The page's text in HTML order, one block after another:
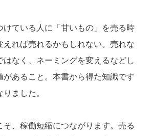
けている人に「甘いもの」を売る時
えれば売れるかもしれない。売れな
はなく、ネーミングを変えるなどし
があること。本書から得た知識です
ました。
そ、稼働短縮につながります。売る